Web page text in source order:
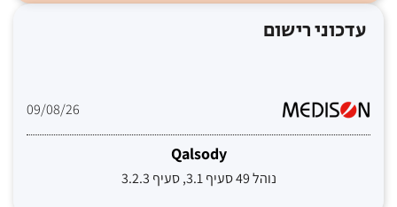
עדכוני רישום
09/08/26
Qalsody
נוהל 49 סעיף 3.1, סעיף 3.2.3